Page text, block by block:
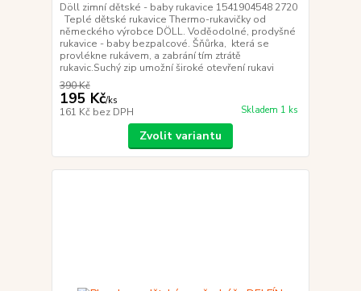
Döll zimní dětské - baby rukavice 1541904548 2720
Teplé dětské rukavice Thermo-rukavičky od
německého výrobce DÖLL. Voděodolné, prodyšné
rukavice - baby bezpalcové. Šňůrka, která se
provlékne rukávem, a zabrání tím ztrátě
rukavic.Suchý zip umožní široké otevření rukavi
390 Kč
195 Kč/ks
161 Kč bez DPH Skladem 1 ks
Zvolit variantu